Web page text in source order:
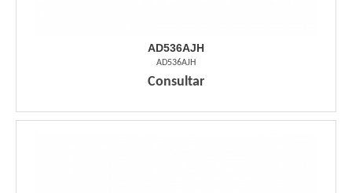
AD536AJH
AD536AJH
Consultar